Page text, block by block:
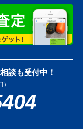
談も受付中！
）